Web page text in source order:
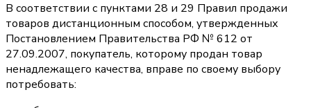
В соответствии с пунктами 28 и 29 Правил продажи
товаров дистанционным способом, утвержденных
Постановлением Правительства РФ № 612 от
27.09.2007, покупатель, которому продан товар
ненадлежащего качества, вправе по своему выбору
потребовать: